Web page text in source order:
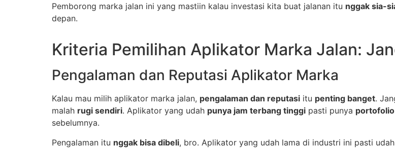
Pemborong marka jalan ini yang mastiin kalau investasi kita buat jalanan itu nggak sia-
depan.
Kriteria Pemilihan Aplikator Marka Jalan:
Pengalaman dan Reputasi Aplikator Marka
Kalau mau milih aplikator marka jalan, pengalaman dan reputasi itu penting banget.
malah rugi sendiri. Aplikator yang udah punya jam terbang tinggi pasti punya
sebelumnya.
Pengalaman itu nggak bisa dibeli, bro. Aplikator yang udah lama di industri ini pasti udah